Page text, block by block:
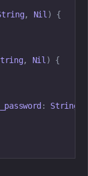
, Nil )
{
, Nil )
{
_password : String